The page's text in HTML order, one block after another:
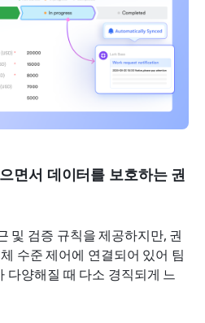
면서 데이터를 보호하는 권
및 검증 규칙을 제공하지만, 권
수준 제어에 연결되어 있어 팀
다양해질 때 다소 경직되게 느